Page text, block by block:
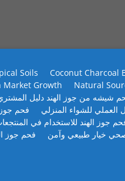
Soils Coconut Charcoal
Market Growth
Natural
شيشه من جوز الهند دليل
فحم جوز
العملي للشواء المنزلي
جوز الهند للاستخدام في
فحم جوز
خيار طبيعي وآمن